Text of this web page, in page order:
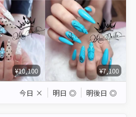
¥10,100 ¥7,100
今日 × 明日 ◎ 明後日 ◎